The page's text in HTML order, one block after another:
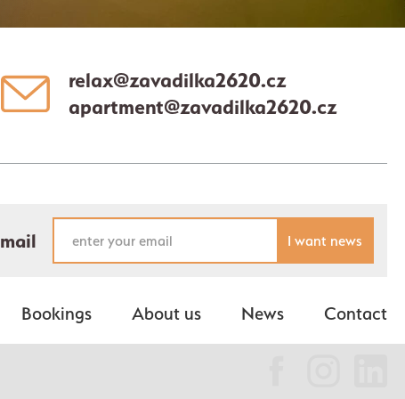
relax@zavadilka2620.cz
apartment@zavadilka2620.cz
I want news
Bookings About us News Contact